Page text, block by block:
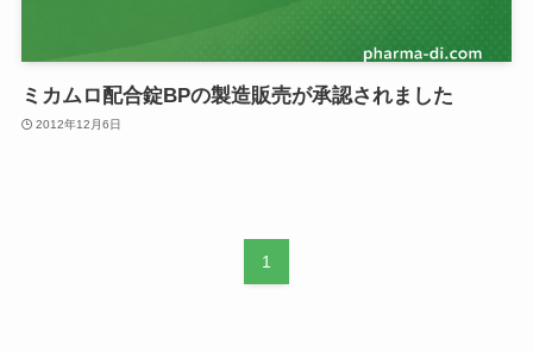
ミカムロ配合錠BPの製造販売が承認されました
2012年12月6日
1